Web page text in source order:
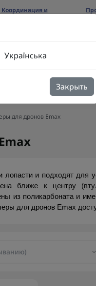
Координация и
для дронов Emax
Українська
Закрыть
и подходят для
ближе к центру
из поликарбоната и
для дронов Emax